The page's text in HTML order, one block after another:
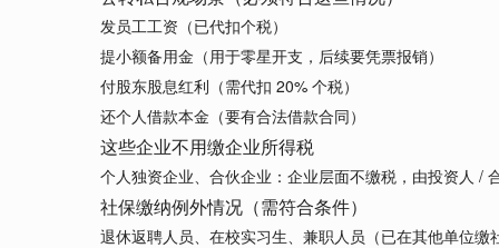
发员工工资（已代扣个税）
提小额备用金（用于零星开支，后续要凭票报销）
付股东股息红利（需代扣 20% 个税）
还个人借款本金（要有合法借款合同）
这些企业不用缴企业所得税
个人独资企业、合伙企业：企业层面不缴税，由投资人 /
社保缴纳例外情况（需符合条件）
退休返聘人员、在校实习生、兼职人员（已在其他单位